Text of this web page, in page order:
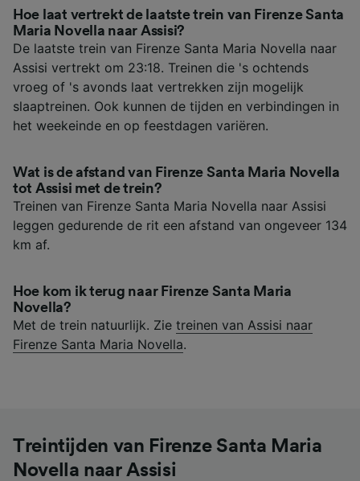
Hoe laat vertrekt de laatste trein van Firenze Santa
Maria Novella naar Assisi?
De laatste trein van Firenze Santa Maria Novella naar
Assisi vertrekt om 23:18. Treinen die 's ochtends
vroeg of 's avonds laat vertrekken zijn mogelijk
slaaptreinen. Ook kunnen de tijden en verbindingen in
het weekeinde en op feestdagen variëren.
Wat is de afstand van Firenze Santa Maria Novella
tot Assisi met de trein?
Treinen van Firenze Santa Maria Novella naar Assisi
leggen gedurende de rit een afstand van ongeveer 134
km af.
Hoe kom ik terug naar Firenze Santa Maria
Novella?
Met de trein natuurlijk. Zie treinen van Assisi naar
Firenze Santa Maria Novella.
Treintijden van Firenze Santa Maria
Novella naar Assisi